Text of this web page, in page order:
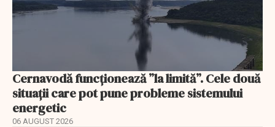
Cernavodă funcționează ”la limită”. Cele două
situații care pot pune probleme sistemului
energetic
06 AUGUST 2026